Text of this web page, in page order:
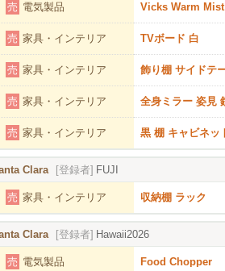
売 電気製品 Vicks Warm
売 家具・インテリア TVボード 白
売 家具・インテリア 飾り棚 サイドテ
売 家具・インテリア 全身ミラー 姿見
売 家具・インテリア 黒 棚 キャビネッ
Clara [登録者] FUJI
売 家具・インテリア 収納棚 ラック
Clara [登録者] Hawaii2026
売 電気製品 Food Chopper